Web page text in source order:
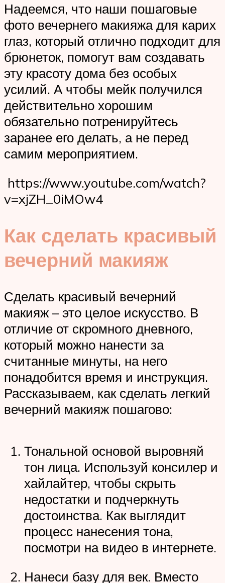
Надеемся, что наши пошаговые
фото вечернего макияжа для карих
глаз, который отлично подходит для
брюнеток, помогут вам создавать
эту красоту дома без особых
усилий. А чтобы мейк получился
действительно хорошим
обязательно потренируйтесь
заранее его делать, а не перед
самим мероприятием.
https://www.youtube.com/watch?
v=xjZH_0iMOw4
Как сделать красивый
вечерний макияж
Сделать красивый вечерний
макияж – это целое искусство. В
отличие от скромного дневного,
который можно нанести за
считанные минуты, на него
понадобится время и инструкция.
Рассказываем, как сделать легкий
вечерний макияж пошагово:
Тональной основой выровняй
тон лица. Используй консилер и
хайлайтер, чтобы скрыть
недостатки и подчеркнуть
достоинства. Как выглядит
процесс нанесения тона,
посмотри на видео в интернете.
Нанеси базу для век. Вместо